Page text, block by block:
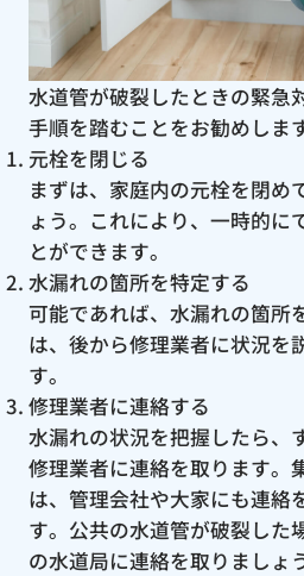
水道管が破裂したときの緊急
手順を踏むことをお勧めします
元栓を閉じる
まずは、家庭内の元栓を閉め
ょう。これにより、一時的に
とができます。
水漏れの箇所を特定する
可能であれば、水漏れの箇所
は、後から修理業者に状況を
す。
修理業者に連絡する
水漏れの状況を把握したら、
修理業者に連絡を取ります。
は、管理会社や大家にも連絡
す。公共の水道管が破裂した
の水道局に連絡を取りましょ